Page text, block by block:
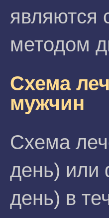
являются
методом
Схема
мужчин
Схема
день) или
день) в